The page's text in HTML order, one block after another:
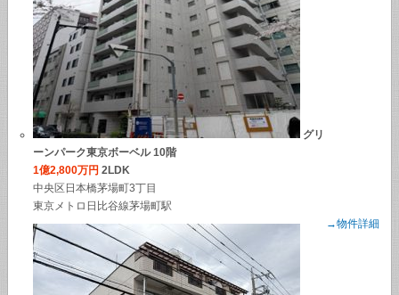
グリ
ーンパーク東京ボーベル 10階
1億2,800万円 2LDK
中央区日本橋茅場町3丁目
東京メトロ日比谷線茅場町駅
→物件詳細